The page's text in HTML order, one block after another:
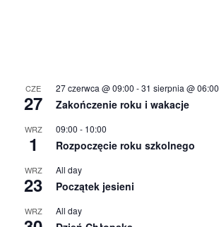
CZE
27
27 czerwca @ 09:00 -31 sierpnia @ 06:00
Zakończenie roku i wakacje
WRZ
1
09:00 - 10:00
Rozpoczęcie roku szkolnego
WRZ
23
All day
Początek jesieni
WRZ All day